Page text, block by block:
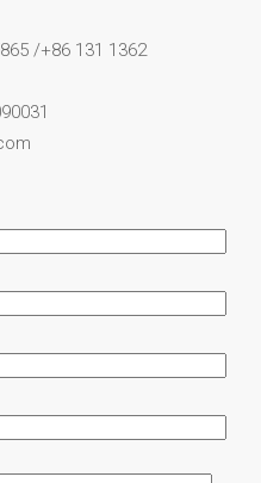
/+86 131 1362